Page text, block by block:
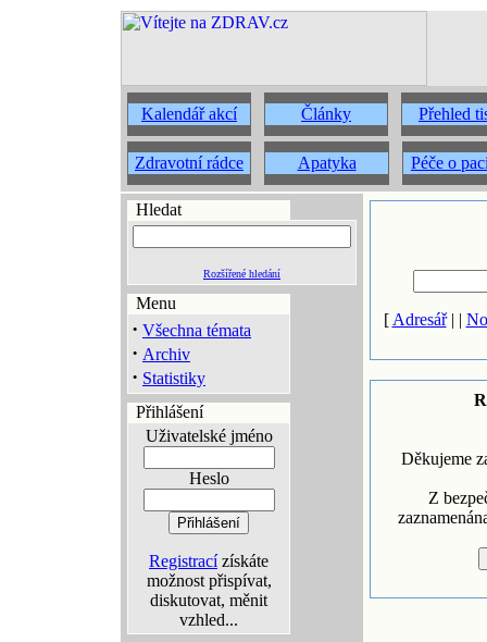
Kalendář akcí Články Přehled
Zdravotní rádce Apatyka Péče o
Hledat
Rozšířené hledání
Menu
· Všechna témata
· Archiv
· Statistiky
Přihlášení
Uživatelské jméno
Heslo
Registracízískáte
možnost přispívat,
diskutovat, měnit
vzhled...
[ Adresář| |
Děkujeme
Z